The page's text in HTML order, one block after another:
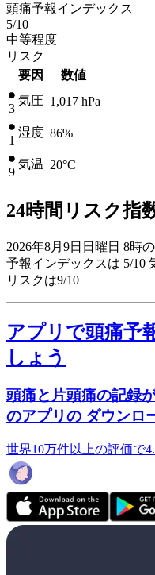
頭痛予報インデックス
5/10
中等程度
リスク
要因
数値
3
気圧 1,017 hPa
1
湿度 86%
9
気温 20°C
24時間リスク指
2026年8月9日日曜日 8時
予報インデックスは 5/10
リスクは9/10
アプリで頭痛予
しょう
頭痛と片頭痛の記録
のアプリの ダウンロ
世界10万件以上の評価で